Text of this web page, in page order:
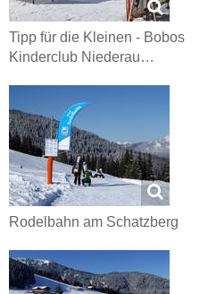
Tipp für die Kleinen - Bobos
Kinderclub Niederau…
Rodelbahn am Schatzberg